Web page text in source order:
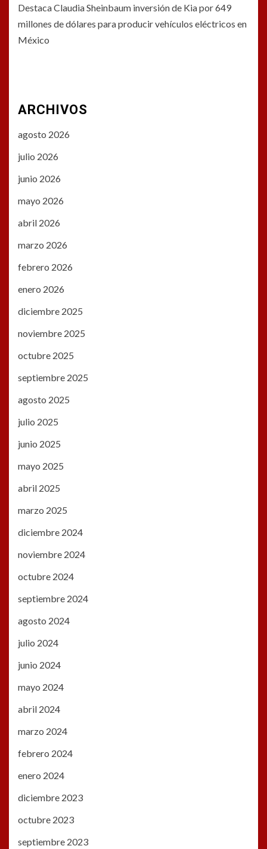
Destaca Claudia Sheinbaum inversión de Kia por 649
millones de dólares para producir vehículos eléctricos en
México
ARCHIVOS
agosto 2026
julio 2026
junio 2026
mayo 2026
abril 2026
marzo 2026
febrero 2026
enero 2026
diciembre 2025
noviembre 2025
octubre 2025
septiembre 2025
agosto 2025
julio 2025
junio 2025
mayo 2025
abril 2025
marzo 2025
diciembre 2024
noviembre 2024
octubre 2024
septiembre 2024
agosto 2024
julio 2024
junio 2024
mayo 2024
abril 2024
marzo 2024
febrero 2024
enero 2024
diciembre 2023
octubre 2023
septiembre 2023